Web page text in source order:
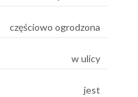
częściowo ogrodzona
w ulicy
jest